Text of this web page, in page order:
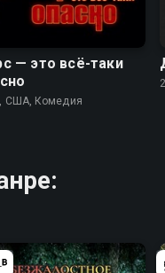
— это всё-таки
США, Комедия